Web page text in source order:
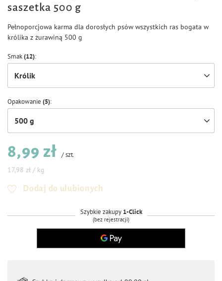
saszetka 500 g
Pełnoporcjowa karma dla dorosłych psów wszystkich ras bogata w
królika z żurawiną 500 g
Smak(12)
Królik
Opakowanie (5)
500 g
8,99 zł /szt.
17,98 zł / kg
Dodaj do ulubionych
Szybkie zakupy 1-Click
(bez rejestracji)